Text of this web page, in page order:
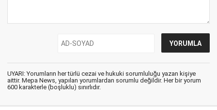
UYARI: Yorumların her türlü cezai ve hukuki sorumluluğu yazan kişiye
aittir. Mepa News, yapılan yorumlardan sorumlu değildir. Her bir yorum
600 karakterle (boşluklu) sınırlıdır.